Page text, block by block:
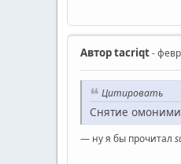
Авторta‍criqt-
Цитировать
Снятие
— ну я бы прочитал